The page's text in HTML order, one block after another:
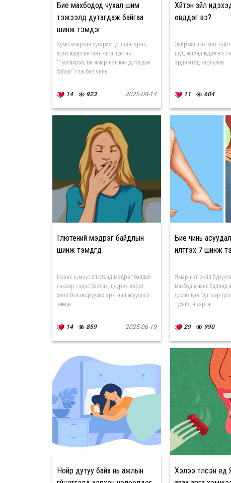
Бие махбодод чухал шим
тэжээлүүд дутагдаж байгаа
шинж тэмдэг
Хумс амархан хугарах, үс шингэрэх,
арьс ядарсан мэт харагдах нь
“Туслаарай, би ямар нэг юм дутагдаж
байна!” гэж бие чинь...
14 923 2025-08-14
Хүйтэн зүйл
өвддөг вэ?
Зайрмаг гэх мэт
шүд яагаад өвддөг вэ
эрдэмтэд хариулав.
11 604
Глютений мэдрэг байдлын
шинж тэмдгүүд
Ихэнх хүмүүс глютенд мэдрэг байдал
гэхээр гэдэс базлах, дүүрэх зэрэг
хоол боловсруулах эрхтний асуудлыг
төсөөлдөг.
14 859 2025-06-19
Бие чинь
илтгэх 7 шинж
Ямар нэг зүйл
махбод маань бидэнд
дохио өгдөг. Эдгээр
тухайд нь арга...
29 990
Нойр дутуу байх нь ажлын
Хэлээ түлсэн